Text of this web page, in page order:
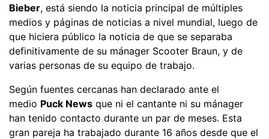
Bieber, está siendo la noticia principal de múltiples
medios y páginas de noticias a nivel mundial, luego de
que hiciera público la noticia de que se separaba
definitivamente de su mánager Scooter Braun, y de
varias personas de su equipo de trabajo.
Según fuentes cercanas han declarado ante el
medio Puck News que ni el cantante ni su mánager
han tenido contacto durante un par de meses. Esta
gran pareja ha trabajado durante 16 años desde que el